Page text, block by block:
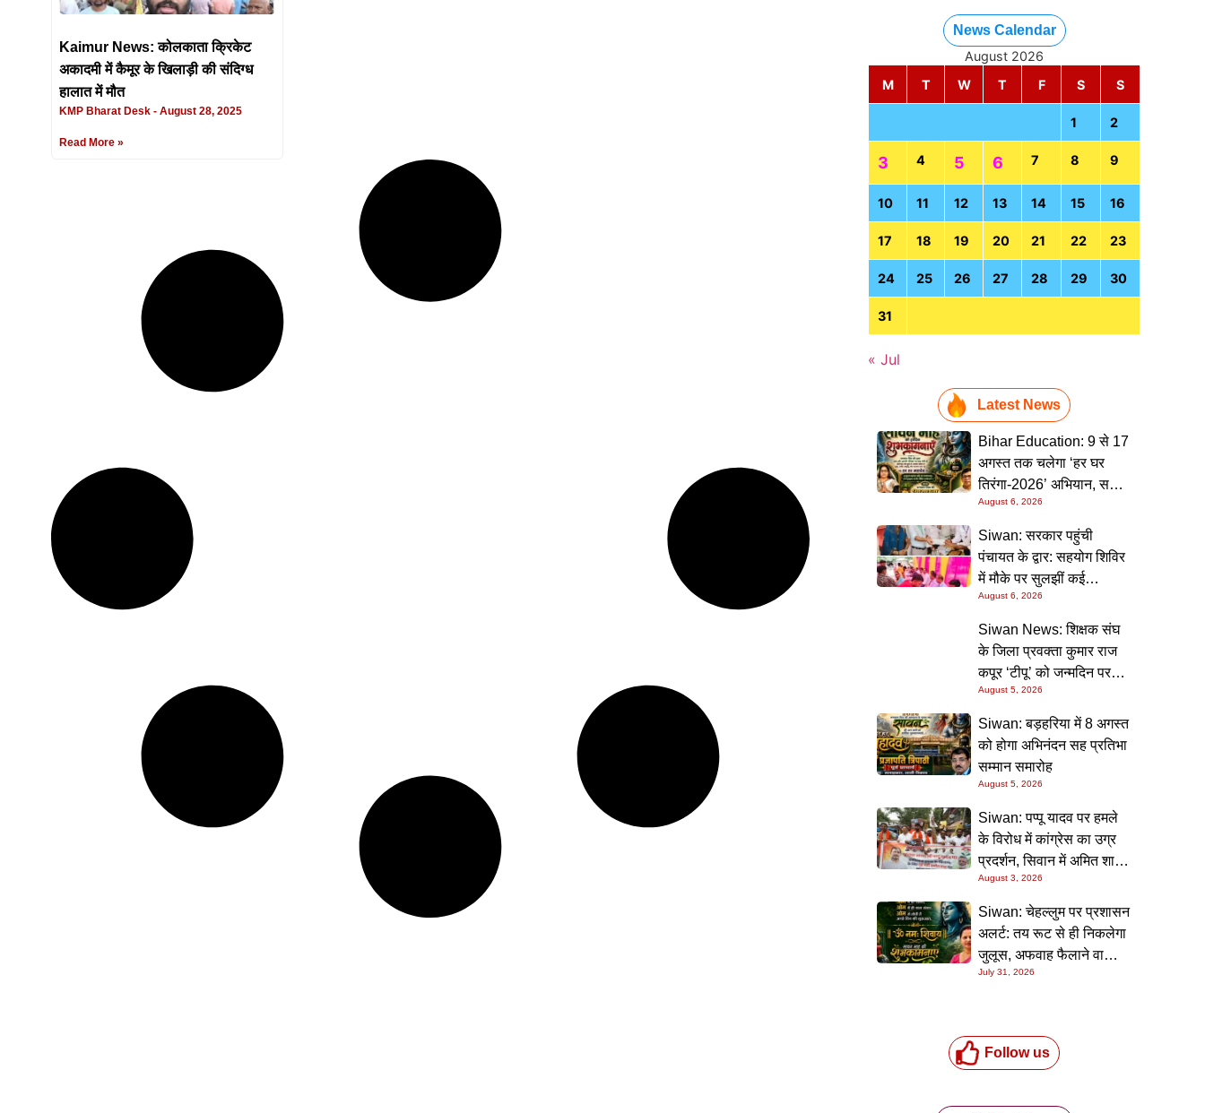
Kaimur News: कोलकाता क्रिकेट
अकादमी में कैमूर के खिलाड़ी की संदिग्ध
हालात में मौत
KMP Bharat Desk August 28, 2025
Read More »
News Calendar
August 2026
M
T W T F S S
1 2
3 4 5 6 7 8 9
10 11 12 13 14 15 16
17 18 19 20 21 22 23
24 25 26 27 28 29 30
31
« Jul
Latest News
Bihar Education: 9 से 17
अगस्त तक चलेगा ‘हर घर
तिरंगा-2026’ अभियान, सभी
स्कूलों को दिए गए विस्तृत
निर्देश
August 6, 2026
Siwan: सरकार पहुंची
पंचायत के द्वार: सहयोग शिविर
में मौके पर सुलझीं कई
समस्याएं, 30 दिन में समाधान
की गारंटी
August 6, 2026
Siwan News: शिक्षक संघ
के जिला प्रवक्ता कुमार राज
कपूर ‘टीपू’ को जन्मदिन पर
मिली शुभकामनाओं की सौगात
August 5, 2026
Siwan: बड़हरिया में 8 अगस्त
को होगा अभिनंदन सह प्रतिभा
सम्मान समारोह
August 5, 2026
Siwan: पप्पू यादव पर हमले
के विरोध में कांग्रेस का उग्र
प्रदर्शन, सिवान में अमित शाह
का पुतला फूंका
August 3, 2026
Siwan: चेहल्लुम पर प्रशासन
अलर्ट: तय रूट से ही निकलेगा
जुलूस, अफवाह फैलाने वालों
पर होगी सख्त कार्रवाई
July 31, 2026
Follow us